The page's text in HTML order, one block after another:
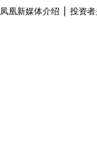
凤凰新媒体介绍 投资